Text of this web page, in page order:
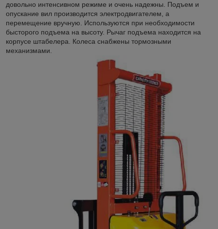
довольно интенсивном режиме и очень надежны. Подъем и
опускание вил производится электродвигателем, а
перемещение вручную. Используются при необходимости
бысторого подъема на высоту. Рычаг подъема находится на
корпусе штабелера. Колеса снабжены тормозными
механизмами.